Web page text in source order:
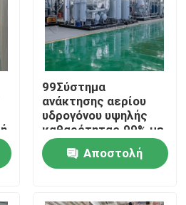
99Σύστημα
ανάκτησης αερίου
υδρογόνου υψηλής
καθαρότητας.99% με
σύστημα καθαρισμού
PSA
Αποστολή